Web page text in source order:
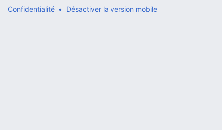
Lire
Confidentialité
Désactiver la version mobile